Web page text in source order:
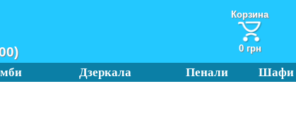
Корзина
0 грн
Дзеркала Пенали Шафи